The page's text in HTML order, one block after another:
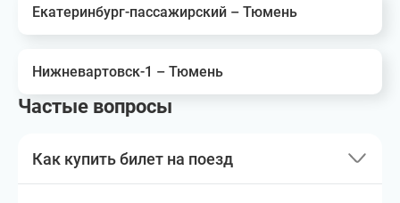
Екатеринбург-пассажирский – Тюмень
Нижневартовск-1 – Тюмень
Частые вопросы
Как купить билет на поезд